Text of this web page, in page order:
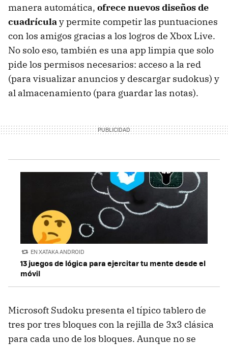
manera automática, ofrece nuevos diseños de
cuadrículay permite competir las puntuaciones
con los amigos gracias a los logros de Xbox Live.
No solo eso, también es una app limpia que solo
pide los permisos necesarios: acceso a la red
(para visualizar anuncios y descargar sudokus) y
al almacenamiento (para guardar las notas).
EN XATAKA ANDROID
13 juegos de lógica para ejercitar tu mente desde el
móvil
Microsoft Sudoku presenta el típico tablero de
tres por tres bloques con la rejilla de 3x3 clásica
para cada uno de los bloques. Aunque no se